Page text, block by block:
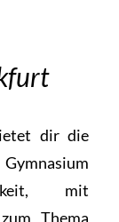
dir die
mit
Thema